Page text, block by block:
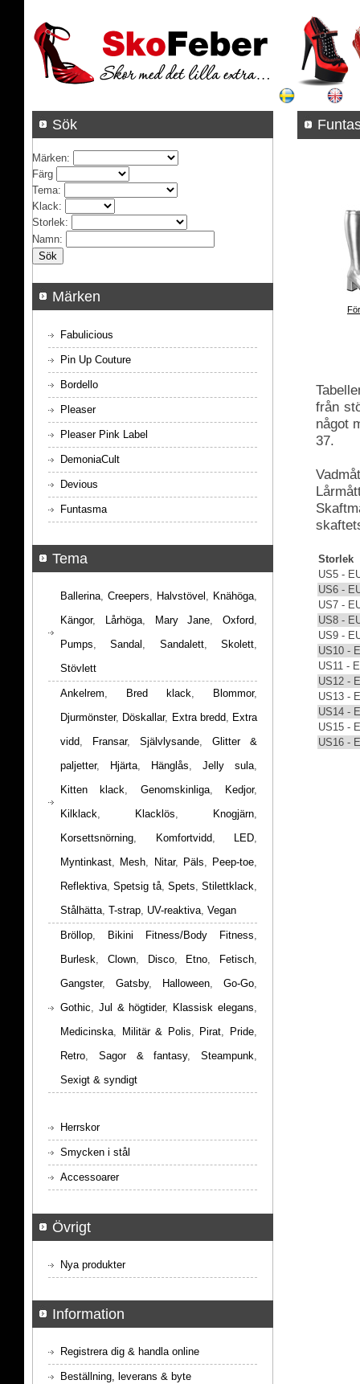
från
något
37.
Storlek
US5 -
US6 -
US7 -
US8 -
US9 -
US10 -
US11 -
US12 -
US13 -
US14 -
US15 -
US16 -
Sök
Märken:
Färg
Tema:
Klack:
Storlek:
Namn:
Märken
Fabulicious
Pin Up Couture
Bordello
Pleaser
Pleaser Pink Label
DemoniaCult
Devious
Funtasma
Tema
Ballerina, Creepers, Halvstövel , Knähöga,
Kängor, Lårhöga, Mary Jane, Oxford,
Pumps,Sandal , Sandalett,Skolett,
Stövlett
Ankelrem, Bred klack, Blommor,
Djurmönster, Döskallar, Extra bredd, Extra
vidd, Fransar, Självlysande, Glitter &
paljetter, Hjärta, Hänglås, Jelly sula,
Kitten klack, Genomskinliga, Kedjor,
Kilklack, Klacklös, Knogjärn,
Korsettsnörning, Komfortvidd, LED,
Myntinkast, Mesh, Nitar, Päls, Peep-toe,
Reflektiva,Spetsig tå, Spets, Stilettklack,
Stålhätta, T-strap, UV-reaktiva, Vegan
Bröllop, Bikini Fitness/Body Fitness,
Burlesk, Clown, Disco, Etno, Fetisch,
Gangster, Gatsby, Halloween, Go-Go,
Gothic, Jul & högtider, Klassisk elegans,
Medicinska, Militär & Polis, Pirat, Pride,
Retro, Sagor & fantasy, Steampunk,
Sexigt & syndigt
Herrskor
Smycken i stål
Accessoarer
Övrigt
Nya produkter
Information
Registrera dig & handla online
Beställning, leverans & byte